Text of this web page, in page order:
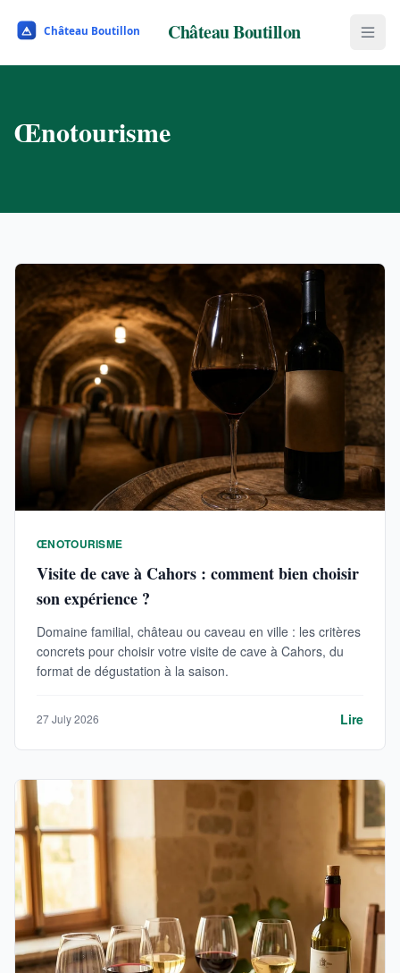
Château Boutillon
Œnotourisme
ŒNOTOURISME
Visite de cave à Cahors : comment bien choisir
son expérience ?
Domaine familial, château ou caveau en ville : les critères
concrets pour choisir votre visite de cave à Cahors, du
format de dégustation à la saison.
27 July 2026 Lire